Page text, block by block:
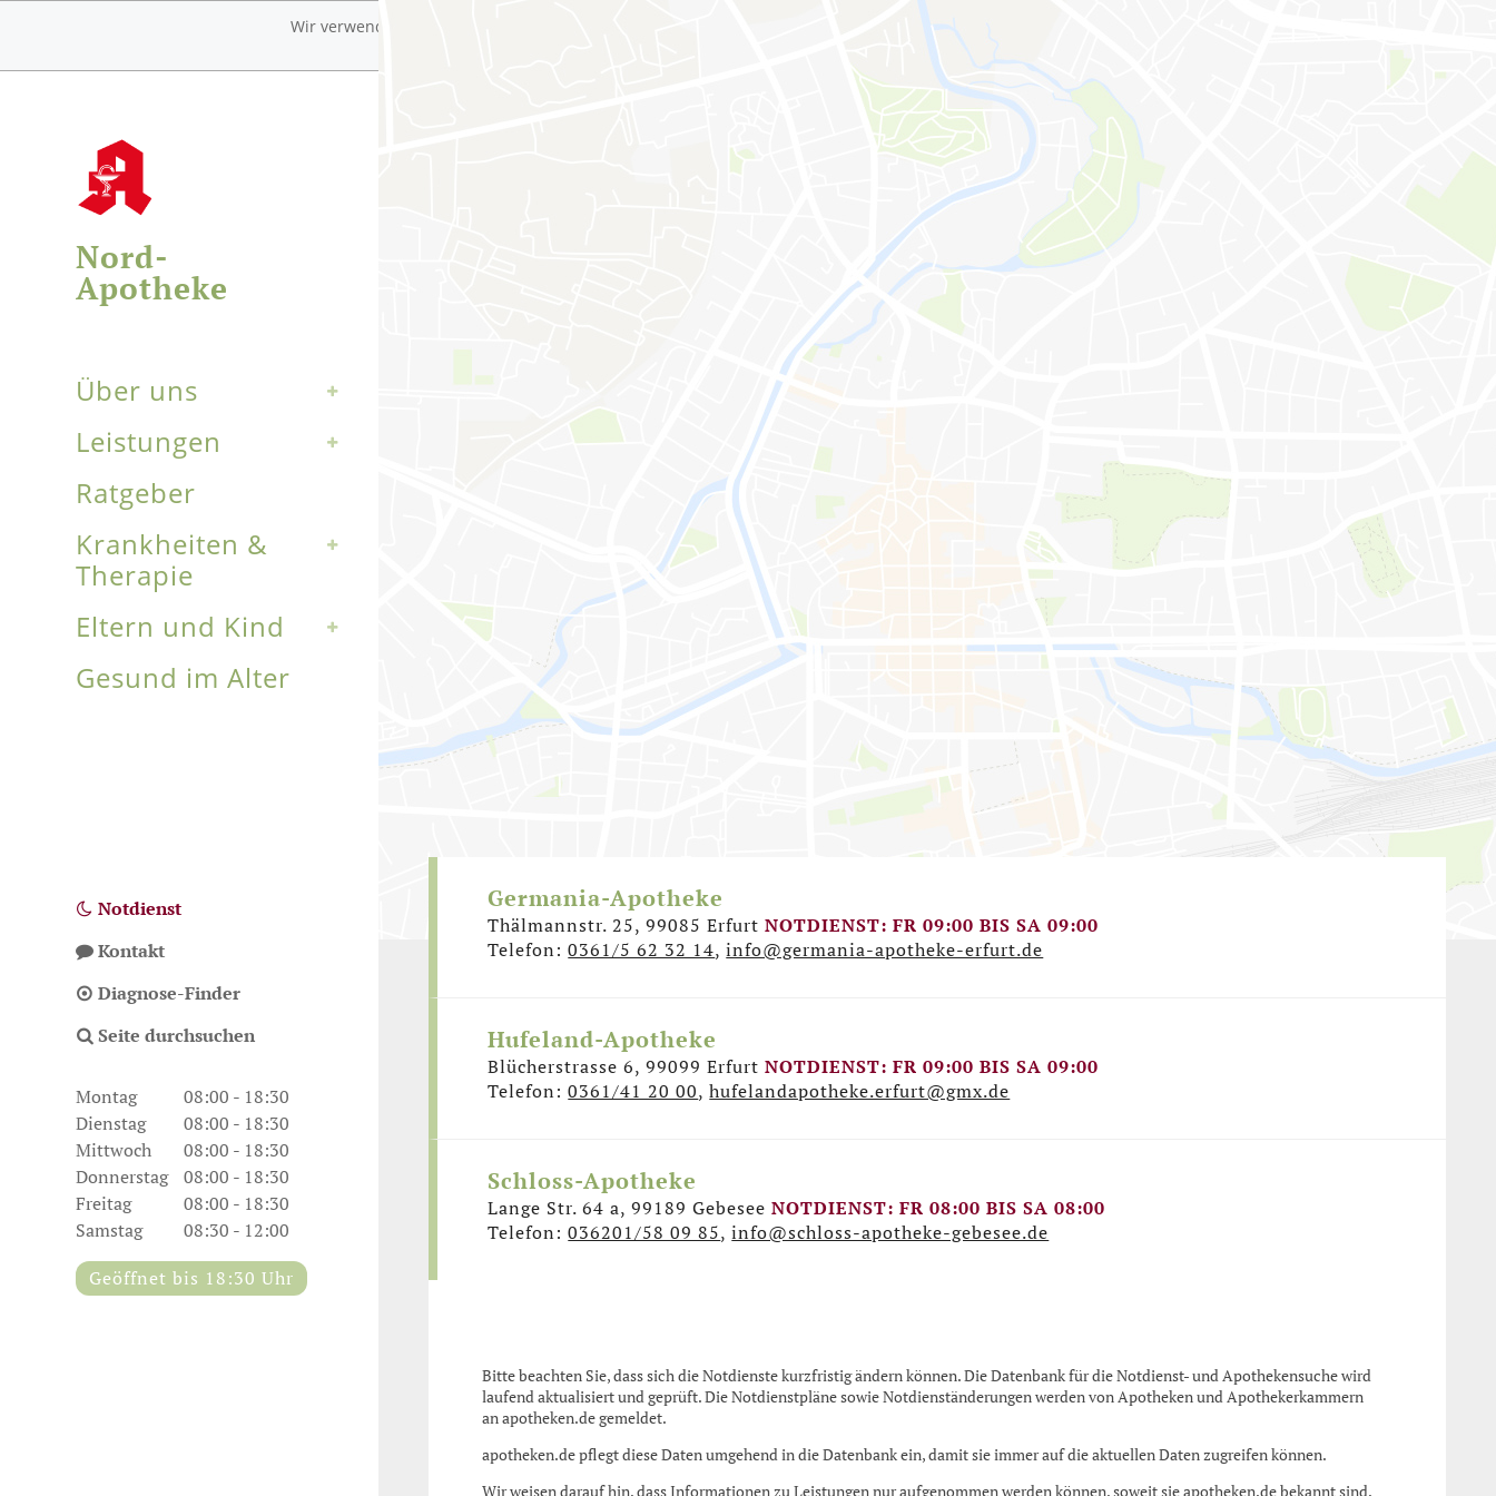
Wir verwenden auf unserer Website nur technisch notwendige Cookies, die für die Funktion der Website erforderlich sind.
Datenschutzerklärung.
Nord-
Apotheke
Über uns
Leistungen
Ratgeber
Krankheiten &
Therapie
Eltern und Kind
Gesund im Alter
Notdienst
Kontakt
Diagnose-Finder
Seite durchsuchen
Montag
08:00 - 18:30
Dienstag
08:00 - 18:30
Mittwoch
08:00 - 18:30
Donnerstag
08:00 - 18:30
Freitag
08:00 - 18:30
Samstag
08:30 - 12:00
Geöffnet bis 18:30 Uhr
An dieser Stelle erscheint eine Karte. Wenn Sie die Karte auf dieser Seite sehen möchten, werden
personenbezogene Daten an den Betreiber des Kartendienstes gesendet und Cookies durch den Betreiber
Ja, ich möchte die Karte sehen und habe die Datenschutzerklärung des Betreibers des Dienstes zur Kenntnis
genommen.
Germania-Apotheke
Thälmannstr. 25, 99085 ErfurtNOTDIENST: FR 09:00 BIS SA 09:00
Telefon:0361/5 62 32 14,info@germania-apotheke-erfurt.de
Hufeland-Apotheke
Blücherstrasse 6, 99099 ErfurtNOTDIENST: FR 09:00 BIS SA 09:00
Telefon:0361/41 20 00,hufelandapotheke.erfurt@gmx.de
Schloss-Apotheke
Lange Str. 64 a, 99189 GebeseeNOTDIENST: FR 08:00 BIS SA 08:00
Telefon:036201/58 09 85,info@schloss-apotheke-gebesee.de
Bitte beachten Sie, dass sich die Notdienste kurzfristig ändern können. Die Datenbank für die Notdienst- und Apothekensuche wird
laufend aktualisiert und geprüft. Die Notdienstpläne sowie Notdienständerungen werden von Apotheken und Apothekerkammern
an apotheken.de gemeldet.
apotheken.de pflegt diese Daten umgehend in die Datenbank ein, damit sie immer auf die aktuellen Daten zugreifen können.
Wir weisen darauf hin, dass Informationen zu Leistungen nur aufgenommen werden können, soweit sie apotheken.de bekannt sind.